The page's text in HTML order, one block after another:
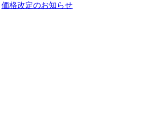
価格改定のお知らせ